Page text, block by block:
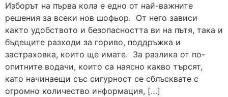
Изборът на първа кола е едно от най-важните
решения за всеки нов шофьор. От него зависи
както удобството и безопасността ви на пътя, така и
бъдещите разходи за гориво, поддръжка и
застраховка, които ще имате. За разлика от по-
опитните водачи, които са наясно какво търсят,
като начинаещи със сигурност се сблъсквате с
огромно количество информация, […]